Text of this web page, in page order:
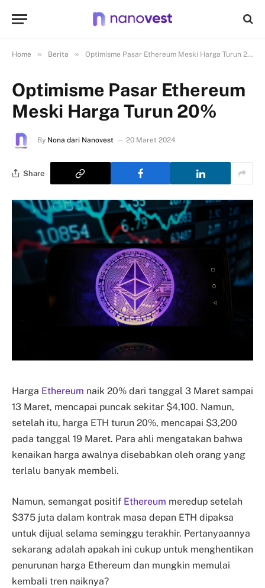
Home » Berita » Optimisme Pasar Ethereum Meski Harga Turun 20%
Optimisme Pasar Ethereum
Meski Harga Turun 20%
By Nona dari Nanovest 20 Maret 2024
Share
Harga Ethereum naik 20% dari tanggal 3 Maret sampai
13 Maret, mencapai puncak sekitar $4,100. Namun,
setelah itu, harga ETH turun 20%, mencapai $3,200
pada tanggal 19 Maret. Para ahli mengatakan bahwa
kenaikan harga awalnya disebabkan oleh orang yang
terlalu banyak membeli.
Namun, semangat positif Ethereum meredup setelah
$375 juta dalam kontrak masa depan ETH dipaksa
untuk dijual selama seminggu terakhir. Pertanyaannya
sekarang adalah apakah ini cukup untuk menghentikan
penurunan harga Ethereum dan mungkin memulai
kembali tren naiknya?